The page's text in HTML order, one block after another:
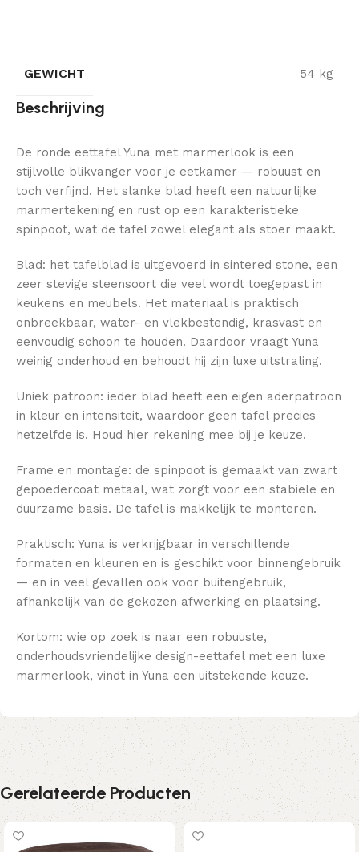
GEWICHT 54 kg
Beschrijving
De ronde eettafel Yuna met marmerlook is een
stijlvolle blikvanger voor je eetkamer — robuust en
toch verfijnd. Het slanke blad heeft een natuurlijke
marmertekening en rust op een karakteristieke
spinpoot, wat de tafel zowel elegant als stoer maakt.
Blad: het tafelblad is uitgevoerd in sintered stone, een
zeer stevige steensoort die veel wordt toegepast in
keukens en meubels. Het materiaal is praktisch
onbreekbaar, water- en vlekbestendig, krasvast en
eenvoudig schoon te houden. Daardoor vraagt Yuna
weinig onderhoud en behoudt hij zijn luxe uitstraling.
Uniek patroon: ieder blad heeft een eigen aderpatroon
in kleur en intensiteit, waardoor geen tafel precies
hetzelfde is. Houd hier rekening mee bij je keuze.
Frame en montage: de spinpoot is gemaakt van zwart
gepoedercoat metaal, wat zorgt voor een stabiele en
duurzame basis. De tafel is makkelijk te monteren.
Praktisch: Yuna is verkrijgbaar in verschillende
formaten en kleuren en is geschikt voor binnengebruik
— en in veel gevallen ook voor buitengebruik,
afhankelijk van de gekozen afwerking en plaatsing.
Kortom: wie op zoek is naar een robuuste,
onderhoudsvriendelijke design-eettafel met een luxe
marmerlook, vindt in Yuna een uitstekende keuze.
Gerelateerde Producten